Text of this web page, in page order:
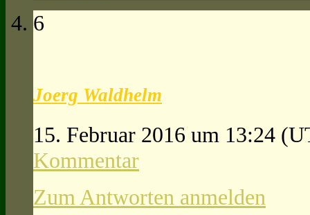
6
Joerg Waldhelm
15. Februar 2016 um 13:24
Kommentar
Zum Antworten anmelden